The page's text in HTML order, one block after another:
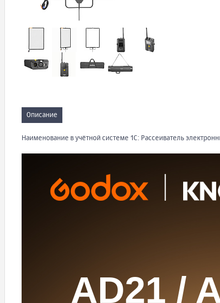
Описание
Наименование в учётной системе 1С: Рассеиватель
AD21 /